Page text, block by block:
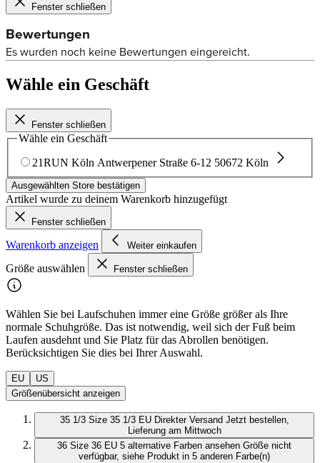
Fenster schließen
Wähle ein Geschäft
Fenster schließen
Wähle ein Geschäft
21RUN Köln Antwerpener Straße 6-12 50672 Köln
Ausgewählten Store bestätigen
Artikel wurde zu deinem Warenkorb hinzugefügt
Fenster schließen
Warenkorb anzeigen Weiter einkaufen
Größe auswählen Fenster schließen
Wählen Sie bei Laufschuhen immer eine Größe größer als Ihre
normale Schuhgröße. Das ist notwendig, weil sich der Fuß beim
Laufen ausdehnt und Sie Platz für das Abrollen benötigen.
Berücksichtigen Sie dies bei Ihrer Auswahl.
EU
US
Größenübersicht anzeigen
35 1/3 Size 35 1/3 EU Direkter Versand Jetzt bestellen,
Lieferung am Mittwoch
36 Size 36 EU 5 alternative Farben ansehen Größe nicht
verfügbar, siehe Produkt in 5 anderen Farbe(n)